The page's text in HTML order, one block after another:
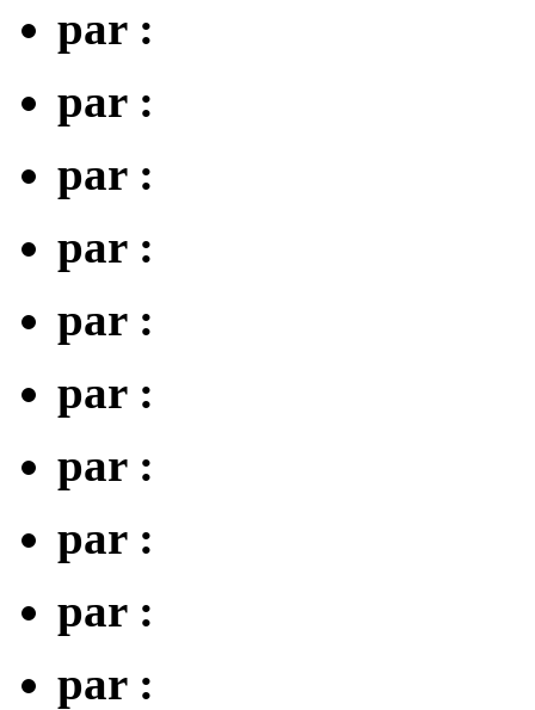
par :
par :
par :
par :
par :
par :
par :
par :
par :
par :